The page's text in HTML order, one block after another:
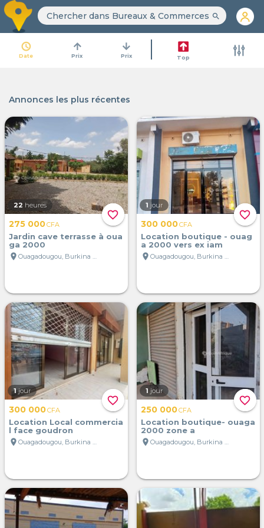
search
access_time
Date
arrow_upward
Prix
arrow_downward
Prix Top
Annonces les plus récentes
favorite_border
22 heures
275 000CFA
Jardin cave terrasse à oua
ga 2000
location_on
Ouagadougou, Burkina Faso
favorite_border
1 jour
300 000CFA
Location boutique - ouag
a 2000 vers ex iam
location_on
Ouagadougou, Burkina Faso
favorite_border
1 jour
300 000CFA
Location Local commercia
l face goudron
location_on
Ouagadougou, Burkina Faso
favorite_border
1 jour
250 000CFA
Location boutique- ouaga
2000 zone a
location_on
Ouagadougou, Burkina Faso